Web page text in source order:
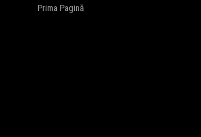
Prima Pagină